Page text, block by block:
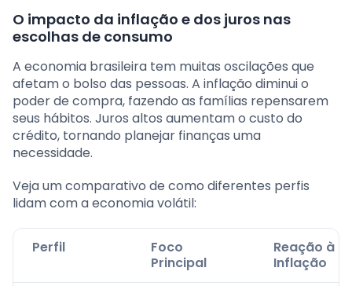
O impacto da inflação e dos juros nas
escolhas de consumo
A economia brasileira tem muitas oscilações que
afetam o bolso das pessoas. A inflação diminui o
poder de compra, fazendo as famílias repensarem
seus hábitos. Juros altos aumentam o custo do
crédito, tornando planejar finanças uma
necessidade.
Veja um comparativo de como diferentes perfis
lidam com a economia volátil:
Perfil
Foco
Principal
Reação à
Inflação